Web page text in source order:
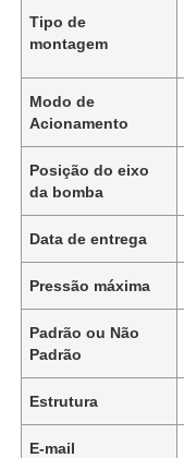
Tipo de
montagem
Modo de
Acionamento
Posição do eixo
da bomba
Data de entrega
Pressão máxima
Padrão ou Não
Padrão
Estrutura
E-mail